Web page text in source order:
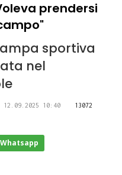
prendersi
sportiva
nel
12.09.2025 10:40
13072
Whatsapp